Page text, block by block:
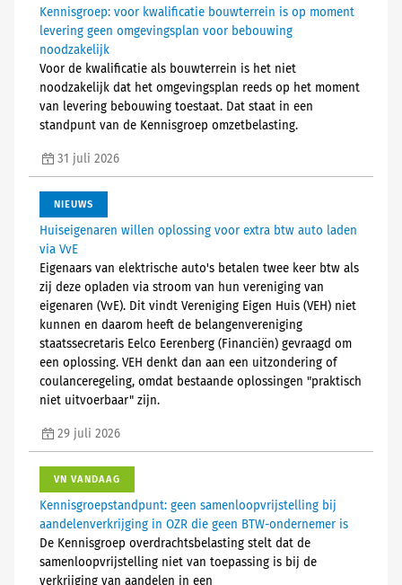
Kennisgroep: voor kwalificatie bouwterrein is op moment
levering geen omgevingsplan voor bebouwing
noodzakelijk
Voor de kwalificatie als bouwterrein is het niet
noodzakelijk dat het omgevingsplan reeds op het moment
van levering bebouwing toestaat. Dat staat in een
standpunt van de Kennisgroep omzetbelasting.
31 juli 2026
NIEUWS
Huiseigenaren willen oplossing voor extra btw auto laden
via VvE
Eigenaars van elektrische auto's betalen twee keer btw als
zij deze opladen via stroom van hun vereniging van
eigenaren (VvE). Dit vindt Vereniging Eigen Huis (VEH) niet
kunnen en daarom heeft de belangenvereniging
staatssecretaris Eelco Eerenberg (Financiën) gevraagd om
een oplossing. VEH denkt dan aan een uitzondering of
coulanceregeling, omdat bestaande oplossingen "praktisch
niet uitvoerbaar" zijn.
29 juli 2026
VN VANDAAG
Kennisgroepstandpunt: geen samenloopvrijstelling bij
aandelenverkrijging in OZR die geen BTW-ondernemer is
De Kennisgroep overdrachtsbelasting stelt dat de
samenloopvrijstelling niet van toepassing is bij de
verkrijging van aandelen in een